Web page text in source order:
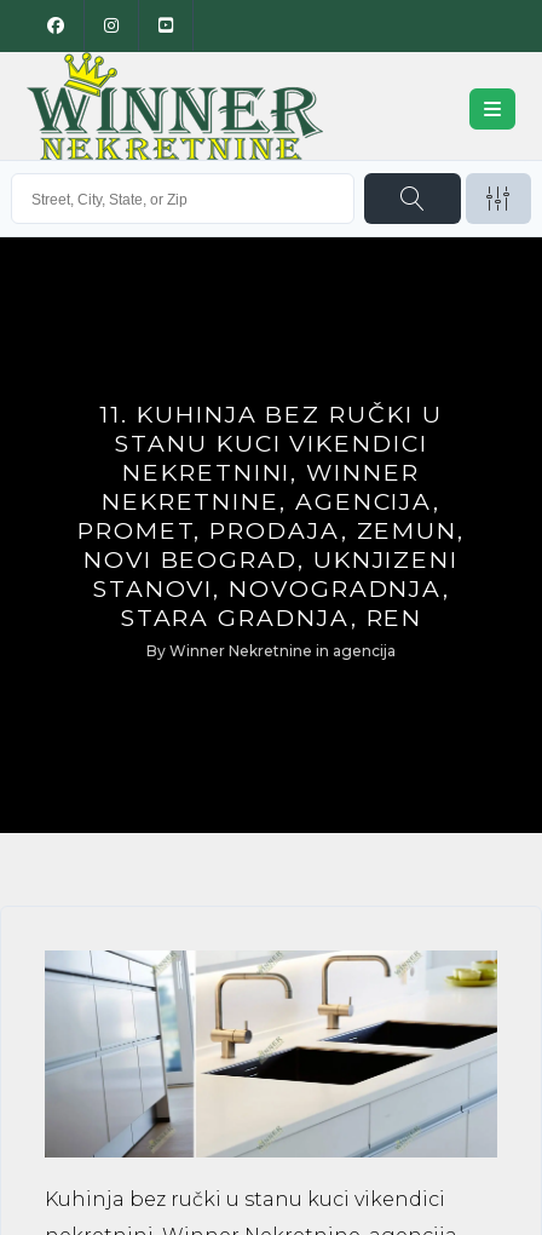
11. KUHINJA BEZ RUČKI U
STANU KUCI VIKENDICI
NEKRETNINI, WINNER
NEKRETNINE, AGENCIJA,
PROMET, PRODAJA, ZEMUN,
NOVI BEOGRAD, UKNJIZENI
STANOVI, NOVOGRADNJA,
STARA GRADNJA, REN
By Winner Nekretnine in agencija
Kuhinja bez ručki u stanu kuci vikendici